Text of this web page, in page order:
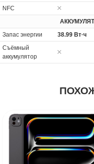
NFC
Запас энергии
38.99 Вт·ч
Cъёмный
аккумулятор